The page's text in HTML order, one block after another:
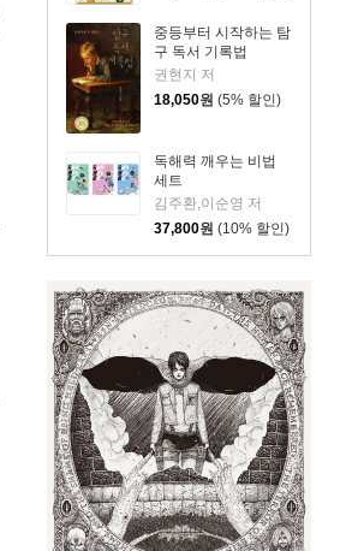
중등부터 시작하는 탐
구 독서 기록법
권현지 저
18,050원 (5% 할인)
독해력 깨우는 비법
세트
김주환,이순영 저
37,800원 (10% 할인)